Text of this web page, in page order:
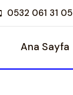
0532 061 31 05
Ana Sayfa